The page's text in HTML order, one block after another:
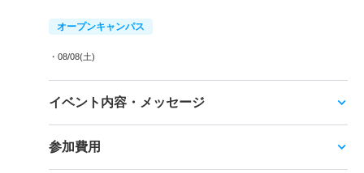
オープンキャンパス
・08/08(土)
イベント内容・メッセージ
参加費用